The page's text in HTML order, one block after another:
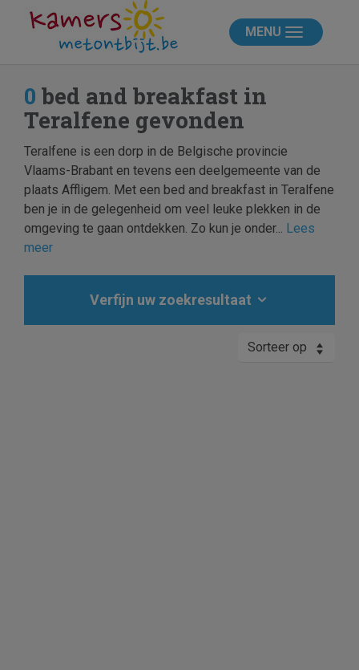
MENU
0 bed and breakfast in
Teralfene gevonden
Teralfene is een dorp in de Belgische provincie
Vlaams-Brabant en tevens een deelgemeente van de
plaats Affligem. Met een bed and breakfast in Teralfene
ben je in de gelegenheid om veel leuke plekken in de
omgeving te gaan ontdekken. Zo kun je onder... Lees
meer
Verfijn uw zoekresultaat
Sorteer op